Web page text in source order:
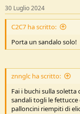
s
:
30 Luglio 2024
C2C7 ha scritto:
Porta un sandalo solo!
znnglc ha scritto:
Fai i buchi sulla
sandali togli le
palloncini riempiti di